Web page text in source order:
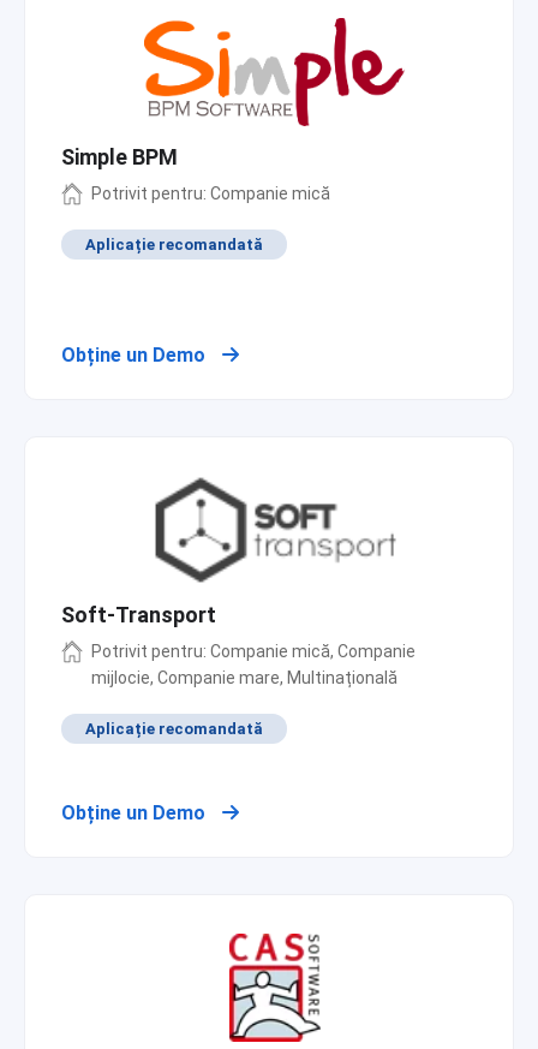
Simple BPM
Potrivit pentru: Companie mică
Aplicație recomandată
Obține un Demo
Soft-Transport
Potrivit pentru: Companie mică, Companie
mijlocie, Companie mare, Multinațională
Aplicație recomandată
Obține un Demo